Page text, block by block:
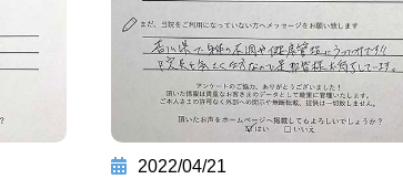
2022/04/21